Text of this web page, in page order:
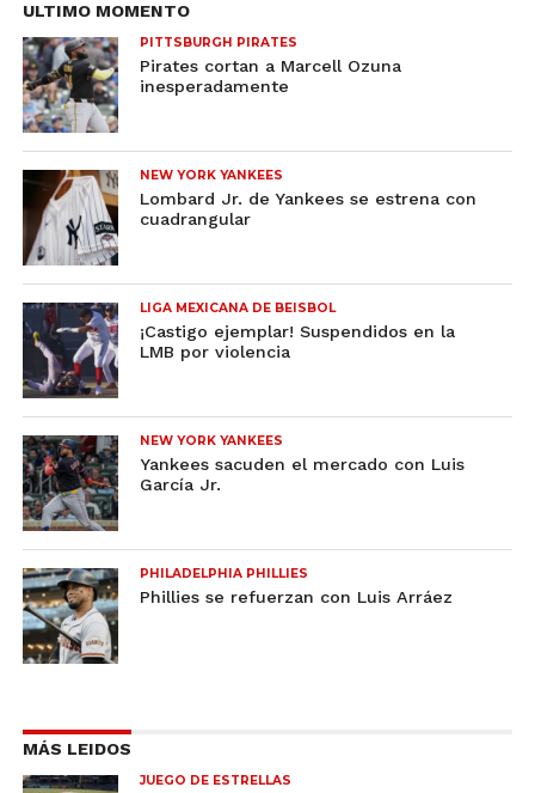
ULTIMO MOMENTO
PITTSBURGH PIRATES
Pirates cortan a Marcell Ozuna
inesperadamente
NEW YORK YANKEES
Lombard Jr. de Yankees se estrena con
cuadrangular
LIGA MEXICANA DE BEISBOL
¡Castigo ejemplar! Suspendidos en la
LMB por violencia
NEW YORK YANKEES
Yankees sacuden el mercado con Luis
García Jr.
PHILADELPHIA PHILLIES
Phillies se refuerzan con Luis Arráez
MÁS LEIDOS
JUEGO DE ESTRELLAS